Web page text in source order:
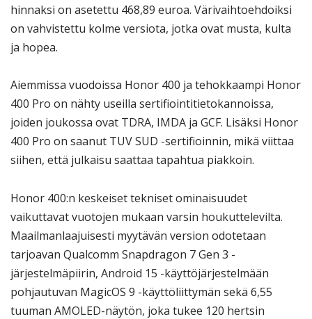
hinnaksi on asetettu 468,89 euroa. Värivaihtoehdoiksi
on vahvistettu kolme versiota, jotka ovat musta, kulta
ja hopea.
Aiemmissa vuodoissa Honor 400 ja tehokkaampi Honor
400 Pro on nähty useilla sertifiointitietokannoissa,
joiden joukossa ovat TDRA, IMDA ja GCF. Lisäksi Honor
400 Pro on saanut TUV SUD -sertifioinnin, mikä viittaa
siihen, että julkaisu saattaa tapahtua piakkoin.
Honor 400:n keskeiset tekniset ominaisuudet
vaikuttavat vuotojen mukaan varsin houkuttelevilta.
Maailmanlaajuisesti myytävän version odotetaan
tarjoavan Qualcomm Snapdragon 7 Gen 3 -
järjestelmäpiirin, Android 15 -käyttöjärjestelmään
pohjautuvan MagicOS 9 -käyttöliittymän sekä 6,55
tuuman AMOLED-näytön, joka tukee 120 hertsin